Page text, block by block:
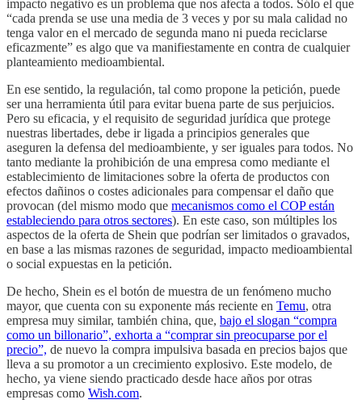
impacto negativo es un problema que nos afecta a todos. Sólo el que
“cada prenda se use una media de 3 veces y por su mala calidad no
tenga valor en el mercado de segunda mano ni pueda reciclarse
eficazmente” es algo que va manifiestamente en contra de cualquier
planteamiento medioambiental.
En ese sentido, la regulación, tal como propone la petición, puede
ser una herramienta útil para evitar buena parte de sus perjuicios.
Pero su eficacia, y el requisito de seguridad jurídica que protege
nuestras libertades, debe ir ligada a principios generales que
aseguren la defensa del medioambiente, y ser iguales para todos. No
tanto mediante la prohibición de una empresa como mediante el
establecimiento de limitaciones sobre la oferta de productos con
efectos dañinos o costes adicionales para compensar el daño que
provocan (del mismo modo que mecanismos como el COP están
estableciendo para otros sectores). En este caso, son múltiples los
aspectos de la oferta de Shein que podrían ser limitados o gravados,
en base a las mismas razones de seguridad, impacto medioambiental
o social expuestas en la petición.
De hecho, Shein es el botón de muestra de un fenómeno mucho
mayor, que cuenta con su exponente más reciente en Temu, otra
empresa muy similar, también china, que, bajo el slogan “compra
como un billonario”, exhorta a “comprar sin preocuparse por el
precio”, de nuevo la compra impulsiva basada en precios bajos que
lleva a su promotor a un crecimiento explosivo. Este modelo, de
hecho, ya viene siendo practicado desde hace años por otras
empresas como Wish.com.